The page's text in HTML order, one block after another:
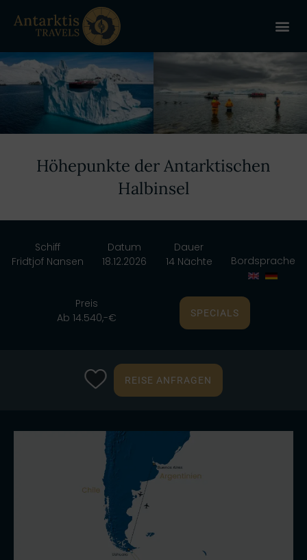
Höhepunkte der Antarktischen
Halbinsel
Schiff
Fridtjof Nansen
Datum
18.12.2026
Dauer
14 Nächte
Bordsprache
Preis
Ab 14.540,-€
SPECIALS
REISE ANFRAGEN